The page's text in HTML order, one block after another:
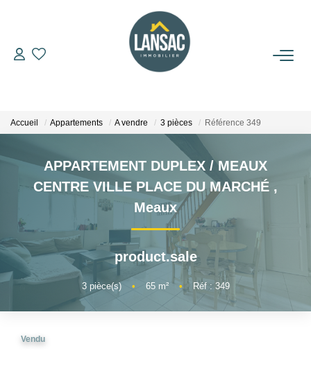
ACHETER
BIENS VENDUS
L'AGENCE
NOUS REJOINDRE
CONTACT
Accueil Appartements A vendre 3 pièces Référence 349
APPARTEMENT DUPLEX / MEAUX
CENTRE VILLE PLACE DU MARCHÉ ,
Meaux
product.sale
3pièce(s) • 65m² • Réf : 349
Vendu